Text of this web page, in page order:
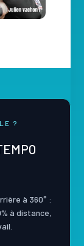
?
à 360° :
à distance,